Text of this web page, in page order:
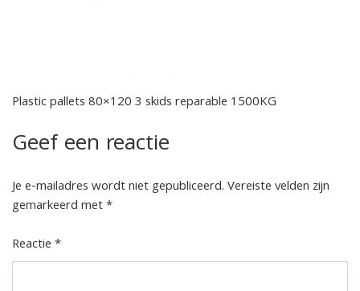
Plastic pallets 80×120 3 skids reparable 1500KG
Geef een reactie
Je e-mailadres wordt niet gepubliceerd.Vereiste velden zijn
gemarkeerd met*
Reactie*